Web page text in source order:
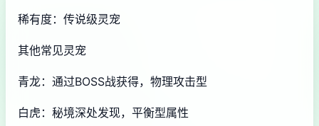
稀有度：传说级灵宠
其他常见灵宠
青龙：通过BOSS战获得，物理攻击型
白虎：秘境深处发现，平衡型属性